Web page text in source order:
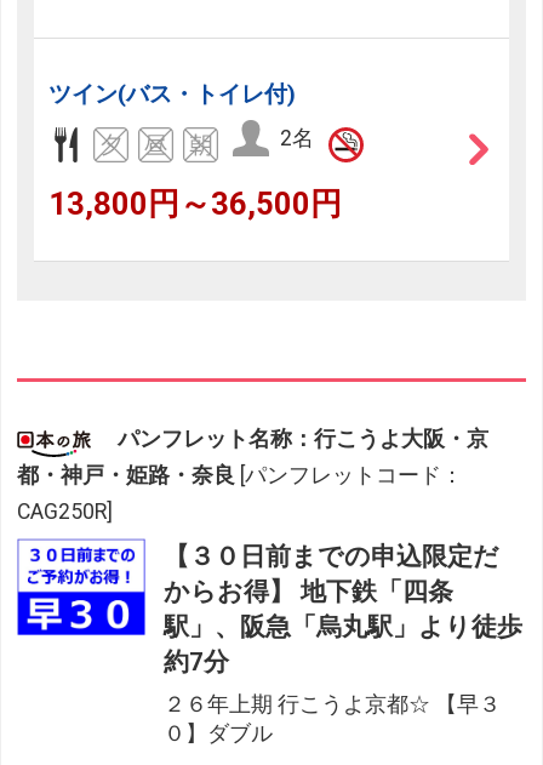
ツイン(バス・トイレ付)
2名
13,800円～36,500円
パンフレット名称：行こうよ大阪・京
都・神戸・姫路・奈良 [パンフレットコード：
CAG250R]
【３０日前までの申込限定だ
からお得】 地下鉄「四条
駅」、阪急「烏丸駅」より徒歩
約7分
２６年上期 行こうよ京都☆ 【早３
０】ダブル